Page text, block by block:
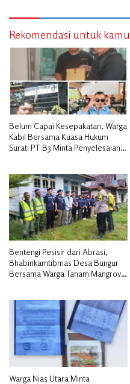
Rekomendasi untuk kamu
Belum Capai Kesepakatan, Warga
Kabil Bersama Kuasa Hukum
Surati PT B3 Minta Penyelesaian
Bentengi Pesisir dari Abrasi,
Bhabinkamtibmas Desa Bungur
Bersama Warga Tanam Mangrove
Warga Nias Utara Minta